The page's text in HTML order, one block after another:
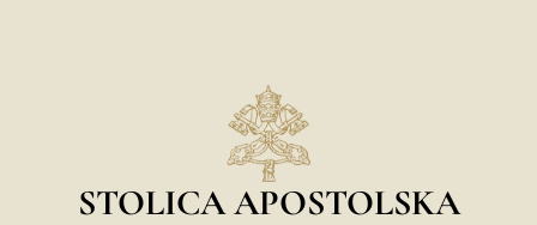
STOLICA APOSTOLSKA